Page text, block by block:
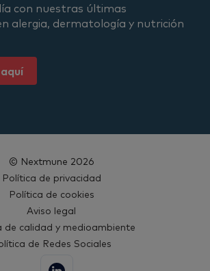
con nuestras últimas
alergia, dermatología y nutrición
© Nextmune 2026
Política de privacidad
Política de cookies
Aviso legal
de calidad y medioambiente
de Redes Sociales